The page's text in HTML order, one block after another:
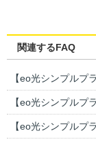
関連するFAQ
【eo光シンプルプ
【eo光シンプルプ
【eo光シンプルプ